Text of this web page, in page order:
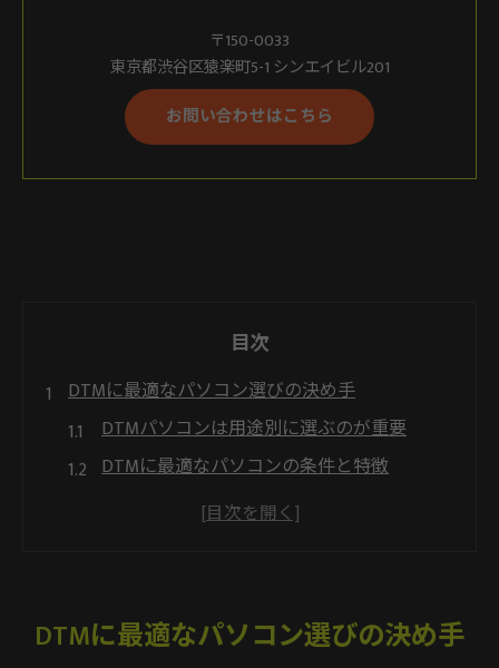
〒150-0033
東京都渋谷区猿楽町5-1 シンエイビル201
お問い合わせはこちら
目次
DTMに最適なパソコン選びの決め手
DTMパソコンは用途別に選ぶのが重要
DTMに最適なパソコンの条件と特徴
DTMパソコン選びで重視すべき性能とは
快適な音楽制作環境を叶えるDTMパソコンの条
件
DTMに最適なパソコン選びの決め手